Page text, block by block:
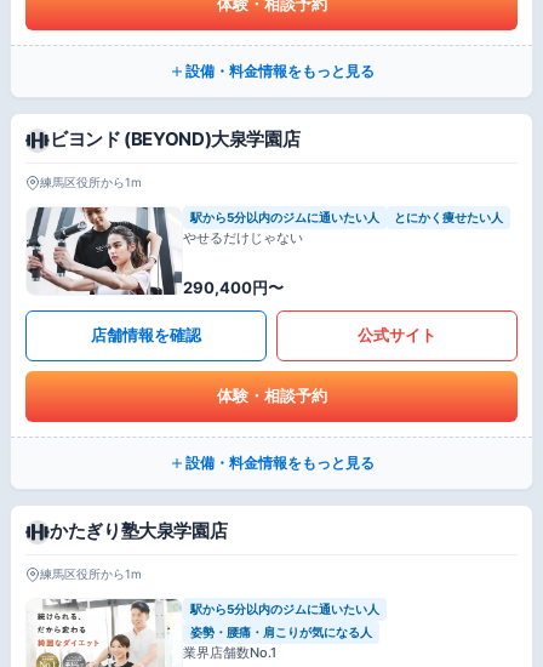
体験・相談予約
設備・料金情報をもっと見る
ビヨンド (BEYOND)大泉学園店
練馬区役所から1m
駅から5分以内のジムに通いたい人 とにかく痩せたい人
やせるだけじゃない
290,400円〜
店舗情報を確認 公式サイト
体験・相談予約
設備・料金情報をもっと見る
かたぎり塾大泉学園店
練馬区役所から1m
駅から5分以内のジムに通いたい人
姿勢・腰痛・肩こりが気になる人
業界店舗数No.1